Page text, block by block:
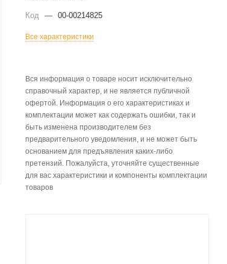
Код — 00-00214825
Все характеристики
Вся информация о товаре носит исключительно
справочный характер, и не является публичной
офертой. Информация о его характеристиках и
комплектации может как содержать ошибки, так и
быть изменена производителем без
предварительного уведомления, и не может быть
основанием для предъявления каких-либо
претензий. Пожалуйста, уточняйте существенные
для вас характеристики и компоненты комплектации
товаров